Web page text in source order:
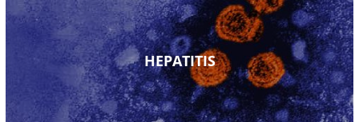
HEPATITIS